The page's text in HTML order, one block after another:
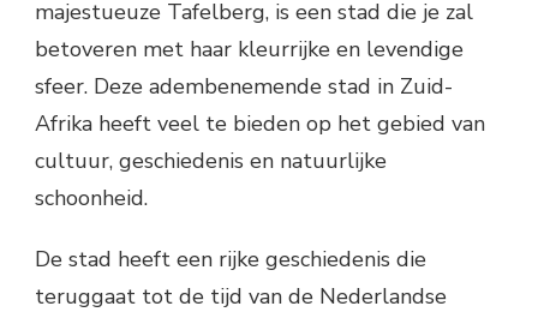
majestueuze Tafelberg, is een stad die je zal
betoveren met haar kleurrijke en levendige
sfeer. Deze adembenemende stad in Zuid-
Afrika heeft veel te bieden op het gebied van
cultuur, geschiedenis en natuurlijke
schoonheid.
De stad heeft een rijke geschiedenis die
teruggaat tot de tijd van de Nederlandse